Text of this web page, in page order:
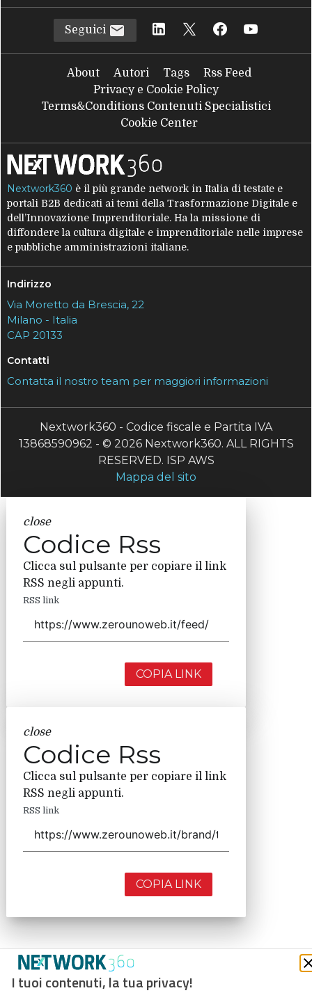
I tuoi contenuti, la tua privacy!
Seguici
About Autori Tags
Rss Feed
Privacy e Cookie Policy
Terms&Conditions Contenuti Specialistici
Cookie Center
Nextwork360 è il più grande network in Italia di testate e
portali B2B dedicati ai temi della Trasformazione Digitale e
dell’Innovazione Imprenditoriale. Ha la missione di
diffondere la cultura digitale e imprenditoriale nelle imprese
e pubbliche amministrazioni italiane.
Indirizzo
Via Moretto da Brescia, 22
Milano - Italia
CAP 20133
Contatti
Contatta il nostro team per maggiori informazioni
Nextwork360 - Codice fiscale e Partita IVA
13868590962 - © 2026 Nextwork360. ALL RIGHTS
RESERVED. ISP AWS
Mappa del sito
close
Codice Rss
Clicca sul pulsante per copiare il link
RSS negli appunti.
RSS link
COPIA LINK
close
Codice Rss
Clicca sul pulsante per copiare il link
RSS negli appunti.
RSS link
COPIA LINK